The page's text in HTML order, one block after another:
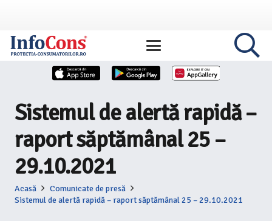
Sistemul de alertă rapidă –
raport săptămânal 25 –
29.10.2021
Acasă
Comunicate de presă
Sistemul de alertă rapidă – raport săptămânal 25 – 29.10.2021